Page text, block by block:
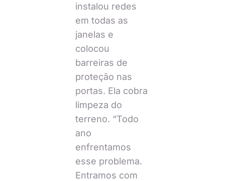
instalou redes
em todas as
janelas e
colocou
barreiras de
proteção nas
portas. Ela cobra
limpeza do
terreno. “Todo
ano
enfrentamos
esse problema.
Entramos com